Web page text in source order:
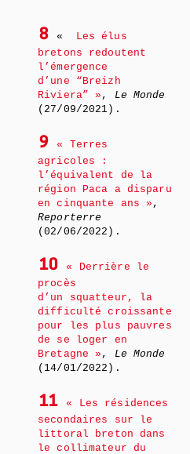
8 «
Les élus
bretons redoutent
l’émergence
d’une “Breizh
Riviera” » , Le Monde
(27/09/2021).
9
« Terres
agricoles :
l’équivalent de la
région Paca a disparu
en cinquante ans » ,
Reporterre
(02/06/2022).
10
« Derrière le
procès
d’un squatteur, la
difficulté croissante
pour les plus pauvres
de se loger en
Bretagne » , Le Monde
(14/01/2022).
11
« Les résidences
secondaires sur le
littoral breton dans
le collimateur du